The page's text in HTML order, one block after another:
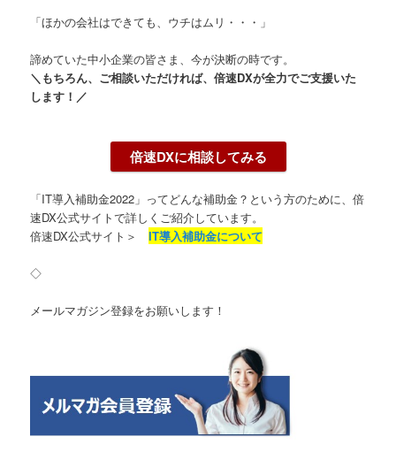
「ほかの会社はできても、ウチはムリ・・・」
諦めていた中小企業の皆さま、今が決断の時です。
＼もちろん、ご相談いただければ、倍速DXが全力でご支援いた
します！／
倍速DXに相談してみる
「IT導入補助金2022」ってどんな補助金？という方のために、倍
速DX公式サイトで詳しくご紹介しています。
倍速DX公式サイト＞IT導入補助金について
◇
メールマガジン登録をお願いします！